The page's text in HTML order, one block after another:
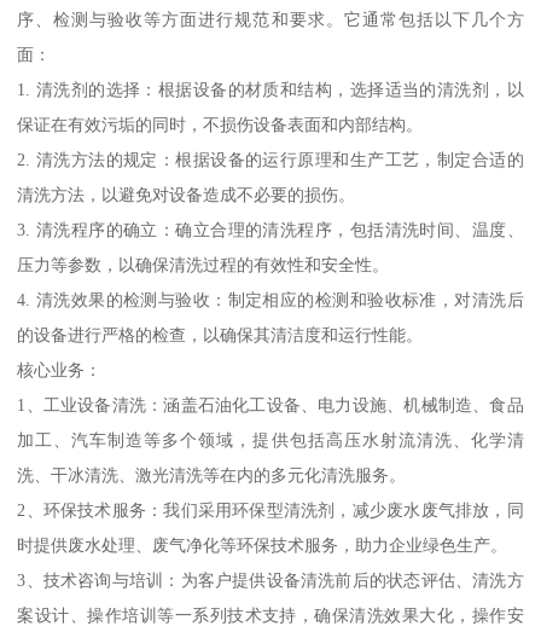
序、检测与验收等方面进行规范和要求。它通常包括以下几个方
面：
1. 清洗剂的选择：根据设备的材质和结构，选择适当的清洗剂，以
保证在有效污垢的同时，不损伤设备表面和内部结构。
2. 清洗方法的规定：根据设备的运行原理和生产工艺，制定合适的
清洗方法，以避免对设备造成不必要的损伤。
3. 清洗程序的确立：确立合理的清洗程序，包括清洗时间、温度、
压力等参数，以确保清洗过程的有效性和安全性。
4. 清洗效果的检测与验收：制定相应的检测和验收标准，对清洗后
的设备进行严格的检查，以确保其清洁度和运行性能。
核心业务：
1、工业设备清洗：涵盖石油化工设备、电力设施、机械制造、食品
加工、汽车制造等多个领域，提供包括高压水射流清洗、化学清
洗、干冰清洗、激光清洗等在内的多元化清洗服务。
2、环保技术服务：我们采用环保型清洗剂，减少废水废气排放，同
时提供废水处理、废气净化等环保技术服务，助力企业绿色生产。
3、技术咨询与培训：为客户提供设备清洗前后的状态评估、清洗方
案设计、操作培训等一系列技术支持，确保清洗效果大化，操作安